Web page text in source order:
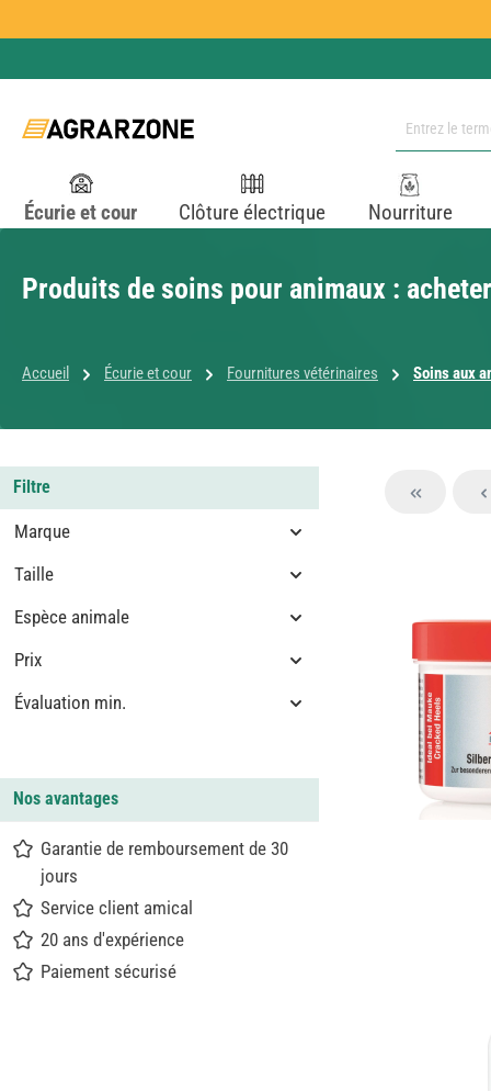
Écurie et cour Clôture électrique Nourriture
Produits de soins pour animaux :
Accueil Écurie et cour Fournitures vétérinaires Soins aux
Filtre
Marque
Taille
Espèce animale
Prix
Évaluation min.
Nos avantages
Garantie de remboursement de 30
jours
Service client amical
20 ans d'expérience
Paiement sécurisé